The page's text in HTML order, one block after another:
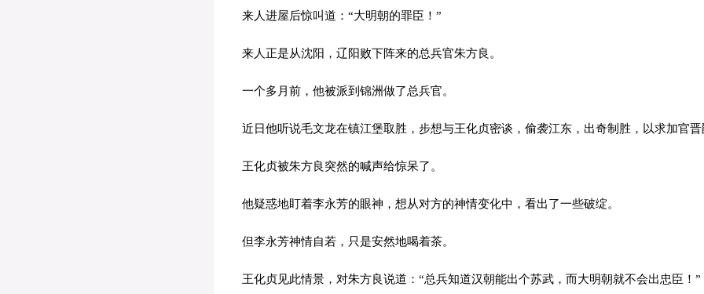
来人进屋后惊叫道：“大明朝的罪臣！”
来人正是从沈阳，辽阳败下阵来的总兵官朱方良。
一个多月前，他被派到锦洲做了总兵官。
近日他听说毛文龙在镇江堡取胜，步想与王化贞密谈，偷袭江东，出奇制胜，以求加官晋
王化贞被朱方良突然的喊声给惊呆了。
他疑惑地盯着李永芳的眼神，想从对方的神情变化中，看出了一些破绽。
但李永芳神情自若，只是安然地喝着茶。
王化贞见此情景，对朱方良说道：“总兵知道汉朝能出个苏武，而大明朝就不会出忠臣！”